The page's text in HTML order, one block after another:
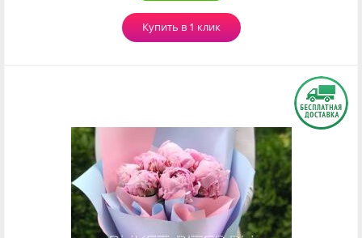
Купить в 1 клик